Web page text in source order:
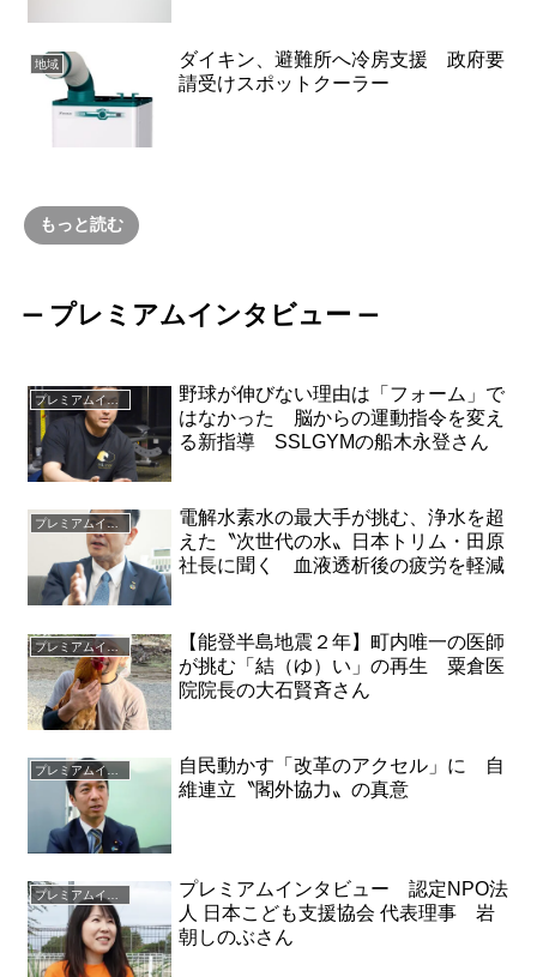
地域
ダイキン、避難所へ冷房支援 政府要
請受けスポットクーラー
もっと読む
ー プレミアムインタビュー ー
プレミアムインタビュー
野球が伸びない理由は「フォーム」で
はなかった 脳からの運動指令を変え
る新指導 SSLGYMの船木永登さん
プレミアムインタビュー
電解水素水の最大手が挑む、浄水を超
えた〝次世代の水〟日本トリム・田原
社長に聞く 血液透析後の疲労を軽減
プレミアムインタビュー
【能登半島地震２年】町内唯一の医師
が挑む「結（ゆ）い」の再生 粟倉医
院院長の大石賢斉さん
プレミアムインタビュー
自民動かす「改革のアクセル」に 自
維連立〝閣外協力〟の真意
プレミアムインタビュー 認定NPO法
人 日本こども支援協会 代表理事 岩
朝しのぶさん